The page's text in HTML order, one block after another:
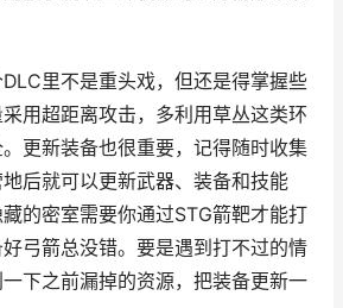
里不是重头戏，但还是得掌握些
用超距离攻击，多利用草丛这类环
更新装备也很重要，记得随时收集
后就可以更新武器、装备和技能
的密室需要你通过STG箭靶才能打
弓箭总没错。要是遇到打不过的情
下之前漏掉的资源，把装备更新一